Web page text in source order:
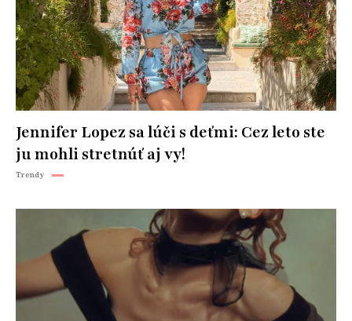
Jennifer Lopez sa lúči s deťmi: Cez leto ste
ju mohli stretnúť aj vy!
Trendy